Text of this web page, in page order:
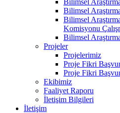
Bilimsel
Bilimsel
Komisyonu
Bilimsel
Projeler
Projelerimiz
Proje Fikri
Proje Fikri
Ekibimiz
Faaliyet Raporu
İletişim Bilgileri
İletişim